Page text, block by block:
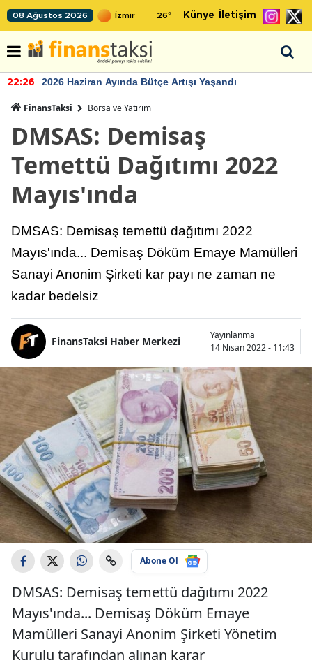
08 Ağustos 2026 26° Künye İletişim
22:26 2026 Haziran Ayında Bütçe Artışı Yaşandı
FinansTaksi Borsa ve Yatırım
DMSAS: Demisaş
Temettü Dağıtımı 2022
Mayıs'ında
DMSAS: Demisaş temettü dağıtımı 2022
Mayıs'ında... Demisaş Döküm Emaye Mamülleri
Sanayi Anonim Şirketi kar payı ne zaman ne
kadar bedelsiz
FinansTaksi Haber Merkezi
Yayınlanma
14 Nisan 2022 - 11:43
Abone Ol
DMSAS: Demisaş temettü dağıtımı 2022
Mayıs'ında... Demisaş Döküm Emaye
Mamülleri Sanayi Anonim Şirketi Yönetim
Kurulu tarafından alınan karar